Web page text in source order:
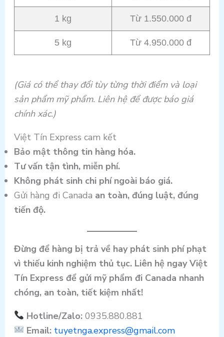
1 kg Từ 1.550.000 đ
5 kg Từ 4.950.000 đ
(Giá có thể thay đổi tùy từng thời điểm và loại
sản phẩm mỹ phẩm. Liên hệ để được báo giá
chính xác.)
Việt Tín Express cam kết
Bảo mật thông tin hàng hóa.
Tư vấn tận tình, miễn phí.
Không phát sinh chi phí ngoài báo giá.
Gửi hàng đi Canada an toàn, đúng luật, đúng
tiến độ.
Đừng để hàng bị trả về hay phát sinh phí phạt
vì thiếu kinh nghiệm thủ tục. Liên hệ ngay Việt
Tín Express để gửi mỹ phẩm đi Canada nhanh
chóng, an toàn, tiết kiệm nhất!
Hotline/Zalo: 0935.880.881
Email: tuyetnga.express@gmail.com